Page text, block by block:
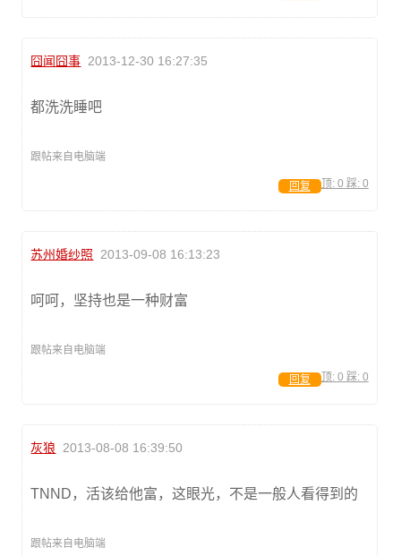
囧闻囧事 2013-12-30 16:27:35
都洗洗睡吧
跟帖来自电脑端
顶: 0 踩: 0
回复
苏州婚纱照 2013-09-08 16:13:23
呵呵，坚持也是一种财富
跟帖来自电脑端
顶: 0 踩: 0
回复
灰狼 2013-08-08 16:39:50
TNND，活该给他富，这眼光，不是一般人看得到的
跟帖来自电脑端